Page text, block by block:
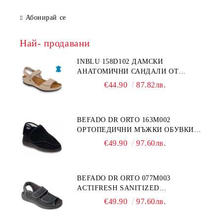
Абонирай се
Най- продавани
INBLU 158D102 ДАМСКИ
АНАТОМИЧНИ САНДАЛИ ОТ
ЕСТЕСТВЕНА КОЖА, БЕЖОВИ
€44.90 87.82лв.
BEFADO DR ORTO 163M002
ОРТОПЕДИЧНИ МЪЖКИ ОБУВКИ
ЗА ГИПСИРАН ИЛИ СВРЪХ
€49.90 97.60лв.
BEFADO DR ORTO 077M003
ACTIFRESH SANITIZED
ОРТОПЕДИЧНИ САНДАЛИ ЗА
€49.90 97.60лв.